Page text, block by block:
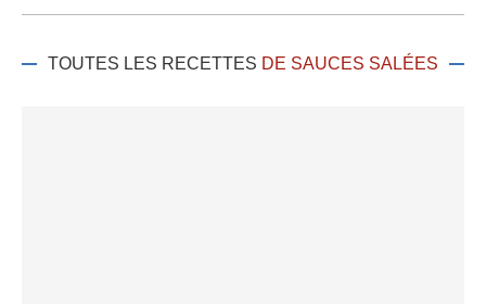
TOUTES LES RECETTES DE SAUCES SALÉES